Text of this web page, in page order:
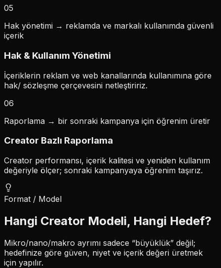
05
Hak yönetimi → reklamda ve markalı kullanımda güvenli
içerik
Hak & Kullanım Yönetimi
İçeriklerin reklam ve web kanallarında kullanımına göre
hak/ sözleşme çerçevesini netleştiririz.
06
Raporlama → bir sonraki kampanya için öğrenim üretir
Creator Bazlı Raporlama
Creator performansı, içerik kalitesi ve yeniden kullanım
değeriyle ölçer; sonraki kampanyaya öğrenim taşırız.
Format / Model
Hangi Creator Modeli, Hangi Hedef?
Mikro/nano/makro ayrımı sadece “büyüklük” değil;
hedefinize göre güven, niyet ve içerik değeri üretmek
için yapılır.